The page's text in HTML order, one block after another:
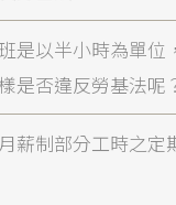
是以半小時為單位
是否違反勞基法呢
薪制部分工時之定